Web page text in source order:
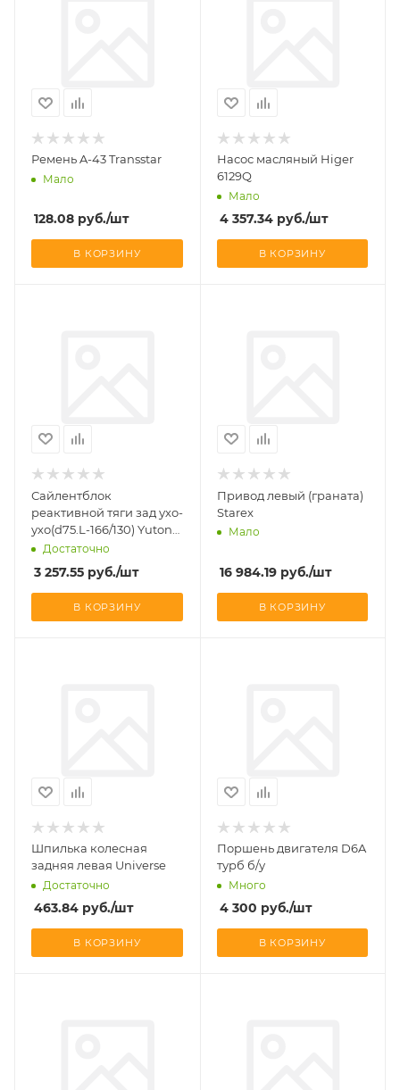
Ремень A-43 Transstar
Мало
128.08 руб./шт
В КОРЗИНУ
Насос масляный Higer
6129Q
Мало
4 357.34руб./шт
В КОРЗИНУ
Сайлентблок
реактивной тяги зад ухо-
ухо(d75.L-166/130) Yutong
6122H9
Достаточно
3 257.55 руб./шт
В КОРЗИНУ
Привод левый (граната)
Starex
Мало
16 984.19руб./шт
В КОРЗИНУ
Шпилька колесная
задняя левая Universe
Достаточно
463.84 руб./шт
В КОРЗИНУ
Поршень двигателя D6A
турб б/у
Много
4 300 руб./шт
В КОРЗИНУ